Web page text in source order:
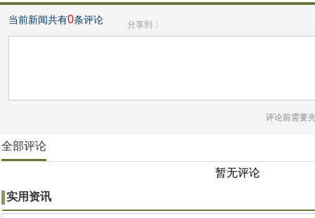
当前新闻共有0条评论 分享到：
评论前需要
全部评论
暂无评论
实用资讯